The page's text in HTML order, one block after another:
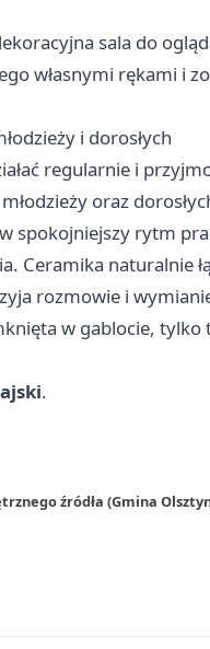
sala do
własnymi rękami i
i dorosłych
regularnie i
oraz
spokojniejszy rytm
Ceramika naturalnie
rozmowie i
w gablocie,
.
źródła (Gmina